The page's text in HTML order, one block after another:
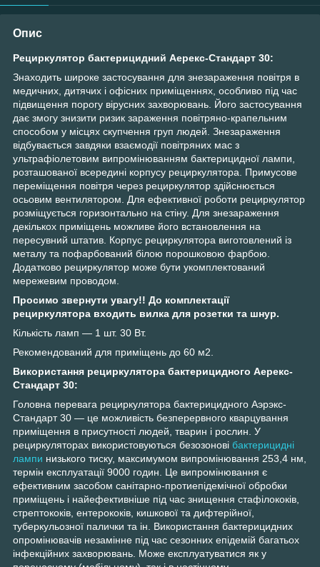
Опис
Рециркулятор бактерицидний Аерекс-Стандарт 30:
Знаходить широке застосування для знезараження повітря в
медичних, дитячих і офісних приміщеннях, особливо під час
підвищення порогу вірусних захворювань. Його застосування
дає змогу знизити ризик зараження повітряно-крапельним
способом у місцях скупчення груп людей. Знезараження
відбувається завдяки взаємодії повітряних мас з
ультрафіолетовим випромінюванням бактерицидної лампи,
розташованої всередині корпусу рециркулятора. Примусове
переміщення повітря через рециркулятор здійснюється
осьовим вентилятором. Для ефективної роботи рециркулятор
розміщується горизонтально на стіну. Для знезараження
декількох приміщень можливе його встановлення на
пересувний штатив. Корпус рециркулятора виготовлений із
металу та пофарбований білою порошковою фарбою.
Додатково рециркулятор може бути укомплектований
мережевим проводом.
Просимо звернути увагу!! До комплектації
рециркулятора входить вилка для розетки та шнур.
Кількість ламп — 1 шт. 30 Вт.
Рекомендований для приміщень до 60 м2.
Використання рециркулятора бактерицидного Аерекс-
Стандарт 30:
Головна перевага рециркулятора бактерицидного Аэрэкс-
Стандарт 30 — це можливість безперервного кварцування
приміщення в присутності людей, тварин і рослин. У
рециркуляторах використовуються безозонові бактерицидні
лампи низького тиску, максимумом випромінювання 253,4 нм,
термін експлуатації 9000 годин. Це випромінювання є
ефективним засобом санітарно-протиепідемічної обробки
приміщень і найефективніше під час знищення стафілококів,
стрептококів, ентерококів, кишкової та дифтерійної,
туберкульозної палички та ін. Використання бактерицидних
опромінювачів незамінне під час сезонних епідемій багатьох
інфекційних захворювань. Може експлуатуватися як у